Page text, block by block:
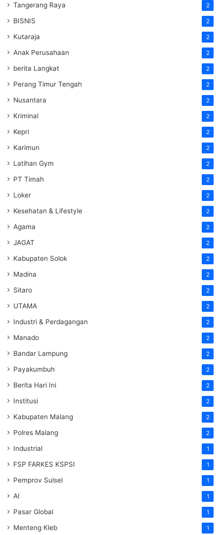
Tangerang Raya 2
BISNIS 2
Kutaraja 2
Anak Perusahaan 2
berita Langkat 2
Perang Timur Tengah 2
Nusantara 2
Kriminal 2
Kepri 2
Karimun 2
Latihan Gym 2
PT Timah 2
Loker 2
Kesehatan & Lifestyle 2
Agama 2
JAGAT 2
Kabupaten Solok 2
Madina 2
Sitaro 2
UTAMA 2
Industri & Perdagangan 2
Manado 2
Bandar Lampung 2
Payakumbuh 2
Berita Hari Ini 2
Institusi 2
Kabupaten Malang 2
Polres Malang 2
Industrial 1
FSP FARKES KSPSI 1
Pemprov Sulsel 1
AI 1
Pasar Global 1
Menteng Kleb 1